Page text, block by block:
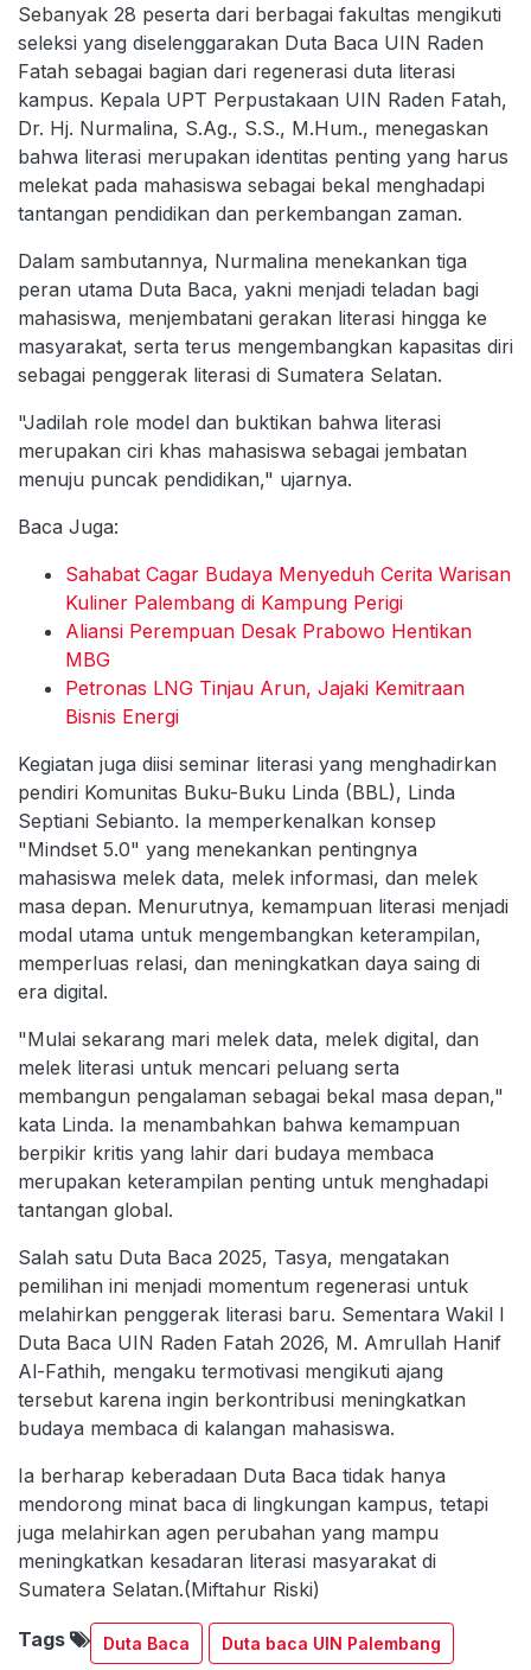
Sebanyak 28 peserta dari berbagai fakultas mengikuti
seleksi yang diselenggarakan Duta Baca UIN Raden
Fatah sebagai bagian dari regenerasi duta literasi
kampus. Kepala UPT Perpustakaan UIN Raden Fatah,
Dr. Hj. Nurmalina, S.Ag., S.S., M.Hum., menegaskan
bahwa literasi merupakan identitas penting yang harus
melekat pada mahasiswa sebagai bekal menghadapi
tantangan pendidikan dan perkembangan zaman.
Dalam sambutannya, Nurmalina menekankan tiga
peran utama Duta Baca, yakni menjadi teladan bagi
mahasiswa, menjembatani gerakan literasi hingga ke
masyarakat, serta terus mengembangkan kapasitas diri
sebagai penggerak literasi di Sumatera Selatan.
"Jadilah role model dan buktikan bahwa literasi
merupakan ciri khas mahasiswa sebagai jembatan
menuju puncak pendidikan," ujarnya.
Baca Juga:
Sahabat Cagar Budaya Menyeduh Cerita Warisan
Kuliner Palembang di Kampung Perigi
Aliansi Perempuan Desak Prabowo Hentikan
MBG
Petronas LNG Tinjau Arun, Jajaki Kemitraan
Bisnis Energi
Kegiatan juga diisi seminar literasi yang menghadirkan
pendiri Komunitas Buku-Buku Linda (BBL), Linda
Septiani Sebianto. Ia memperkenalkan konsep
"Mindset 5.0" yang menekankan pentingnya
mahasiswa melek data, melek informasi, dan melek
masa depan. Menurutnya, kemampuan literasi menjadi
modal utama untuk mengembangkan keterampilan,
memperluas relasi, dan meningkatkan daya saing di
era digital.
"Mulai sekarang mari melek data, melek digital, dan
melek literasi untuk mencari peluang serta
membangun pengalaman sebagai bekal masa depan,"
kata Linda. Ia menambahkan bahwa kemampuan
berpikir kritis yang lahir dari budaya membaca
merupakan keterampilan penting untuk menghadapi
tantangan global.
Salah satu Duta Baca 2025, Tasya, mengatakan
pemilihan ini menjadi momentum regenerasi untuk
melahirkan penggerak literasi baru. Sementara Wakil I
Duta Baca UIN Raden Fatah 2026, M. Amrullah Hanif
Al-Fathih, mengaku termotivasi mengikuti ajang
tersebut karena ingin berkontribusi meningkatkan
budaya membaca di kalangan mahasiswa.
Ia berharap keberadaan Duta Baca tidak hanya
mendorong minat baca di lingkungan kampus, tetapi
juga melahirkan agen perubahan yang mampu
meningkatkan kesadaran literasi masyarakat di
Sumatera Selatan.(Miftahur Riski)
Tags Duta Baca Duta baca UIN Palembang